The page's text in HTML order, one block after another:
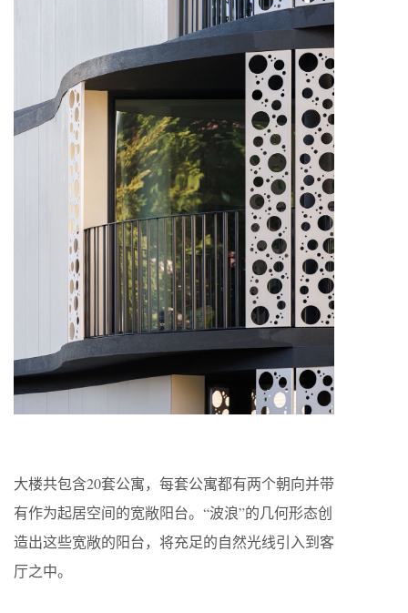
大楼共包含20套公寓，每套公寓都有两个朝向并带
有作为起居空间的宽敞阳台。“波浪”的几何形态创
造出这些宽敞的阳台，将充足的自然光线引入到客
厅之中。